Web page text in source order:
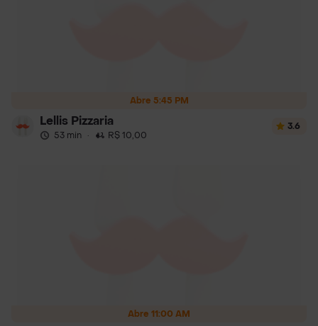
Abre 5:45 PM
Lellis Pizzaria
53 min · R$ 10,00
3.6
Abre 11:00 AM